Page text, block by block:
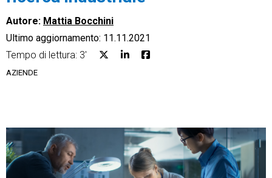
Email Marketing
Fatturazione
Autore: Mattia Bocchini
Ultimo aggiornamento: 11.11.2021
Tempo di lettura: 3'
AZIENDE